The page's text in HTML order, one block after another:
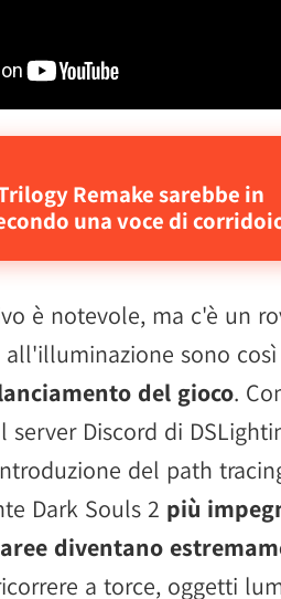
Remake sarebbe in
una voce di
è notevole, ma c'è un
sono
del gioco.
Discord di
del path
Dark Souls 2 più
diventano
a torce, oggetti